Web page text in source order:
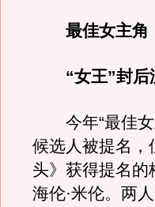
最佳女主角
“女王”封后
今年“最佳女
候选人被提名，
头》获得提名的
海伦·米伦。两